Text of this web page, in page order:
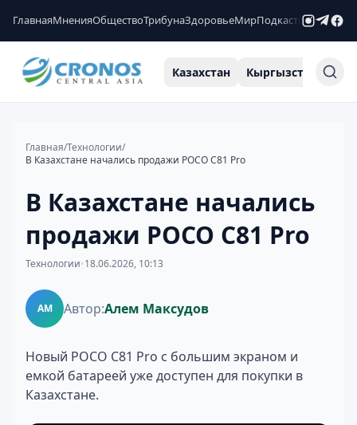
ГлавнаяМненияОбществоТрибунаЗдоровьеМирПодкастыРейтинги
Казахстан Кыргызстан
Главная/Технологии/
В Казахстане начались продажи POCO C81 Pro
В Казахстане начались
продажи POCO C81 Pro
Технологии•18.06.2026, 10:13
АМ Автор:Алем Максудов
Новый POCO C81 Pro с большим экраном и
емкой батареей уже доступен для покупки в
Казахстане.